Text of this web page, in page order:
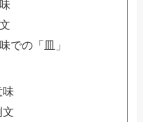
での「皿」
味
文